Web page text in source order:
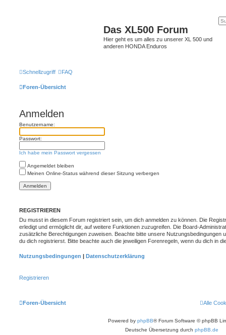
Das XL500 Forum
Hier geht es um alles zu unserer XL 500 und
anderen HONDA Enduros
Schnellzugriff FAQ
Foren-Übersicht
Anmelden
Benutzername:
Passwort:
Ich habe mein Passwort vergessen
Angemeldet bleiben
Meinen Online-Status während dieser Sitzung verbergen
REGISTRIEREN
Du musst in diesem Forum registriert sein, um dich anmelden zu können. Die
erledigt und ermöglicht dir, auf weitere Funktionen zuzugreifen. Die Board-
zusätzliche Berechtigungen zuweisen. Beachte bitte unsere Nutzungsbedingungen
du dich registrierst. Bitte beachte auch die jeweiligen Forenregeln, wenn du dich in
Nutzungsbedingungen | Datenschutzerklärung
Registrieren
Foren-Übersicht Alle
Powered by phpBB® Forum Software © phpBB
Deutsche Übersetzung durch phpBB.de